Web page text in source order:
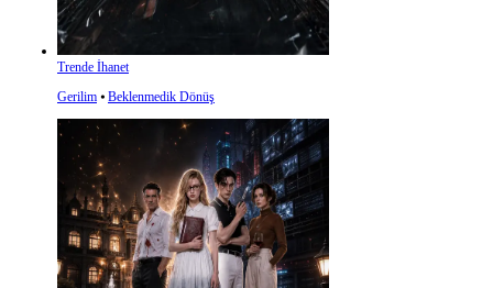
Trende İhanet
Gerilim ⦁ Beklenmedik Dönüş